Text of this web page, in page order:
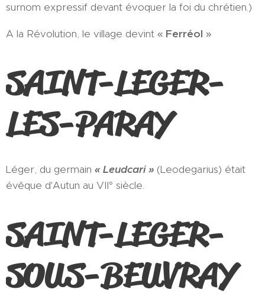
surnom expressif devant évoquer la foi du chrétien.)
A la Révolution, le village devint « Ferréol »
SAINT-LEGER-
LES-PARAY
Léger, du germain « Leudcari » (Leodegarius) était
évêque d'Autun au VII° siècle.
SAINT-LEGER-
SOUS-BEUVRAY